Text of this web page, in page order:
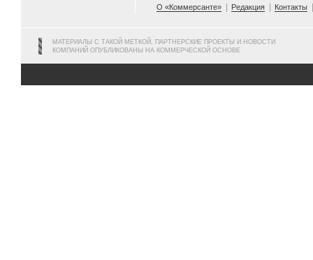
О «Коммерсанте»
Редакция Контакты
МАТЕРИАЛЫ С ТАКОЙ МЕТКОЙ, ПАРТНЕРСКИЕ ПРОЕКТЫ И НОВОСТИ
КОМПАНИЙ ОПУБЛИКОВАНЫ НА КОММЕРЧЕСКОЙ ОСНОВЕ